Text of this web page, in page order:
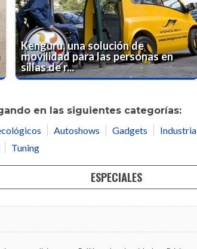
Kenguru, una solución de
movilidad para las personas en
sillas de r...
en las siguientes categorías:
Autoshows Gadgets Industria
Tuning
ESPECIALES